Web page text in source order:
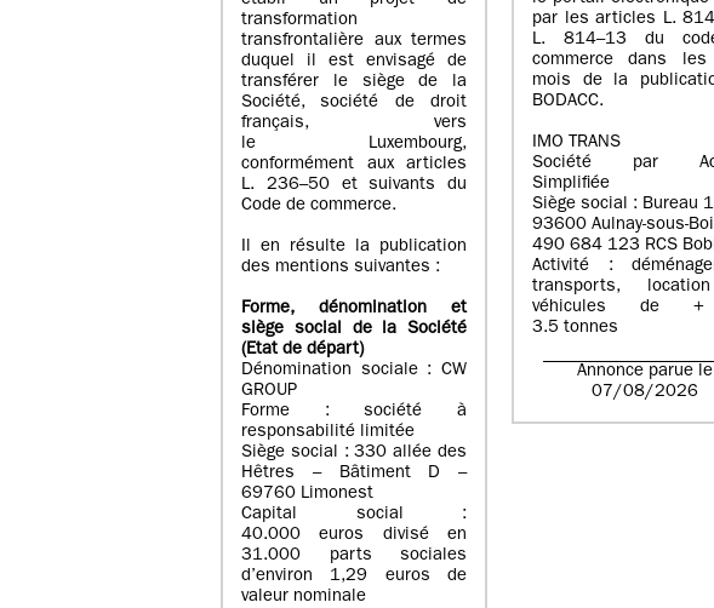
transformation
transfrontalière aux termes
duquel il est envisagé de
transférer le siège de la
Société, société de droit
français, vers
le Luxembourg,
conformément aux articles
L. 236–50 et suivants du
Code de commerce.
Il en résulte la publication
des mentions suivantes :
Forme, dénomination et
siège social de la Société
(Etatde départ)
Dénomination sociale : CW
GROUP
Forme : société à
responsabilité limitée
Siège social : 330 allée des
Hêtres – Bâtiment D –
69760 Limonest
Capital social :
40.000 euros divisé en
31.000 parts sociales
d’environ 1,29 euros de
valeur nominale
par les articles L.
L. 814–13 du
commerce dans les
mois de la
BODACC.
IMO TRANS
Société par
Simplifiée
Siège social : Bureau
93600 Aulnay-sous-
490 684 123 RCS
Activité :
transports,
véhicules de
3.5 tonnes
Annonce parue le
07/08/2026